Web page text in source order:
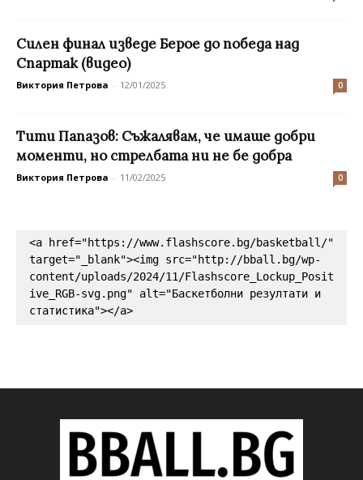
Силен финал изведе Берое до победа над
Спартак (видео)
Виктория Петрова - 12/01/2025 0
Тити Папазов: Съжалявам, че имаше добри
моменти, но стрелбата ни не бе добра
Виктория Петрова - 11/02/2025 0
<a href="https://www.flashscore.bg/basketball/"
target="_blank"><img src="http://bball.bg/wp-
content/uploads/2024/11/Flashscore_Lockup_Posit
ive_RGB-svg.png" alt="Баскетболни резултати и
статистика"></a>